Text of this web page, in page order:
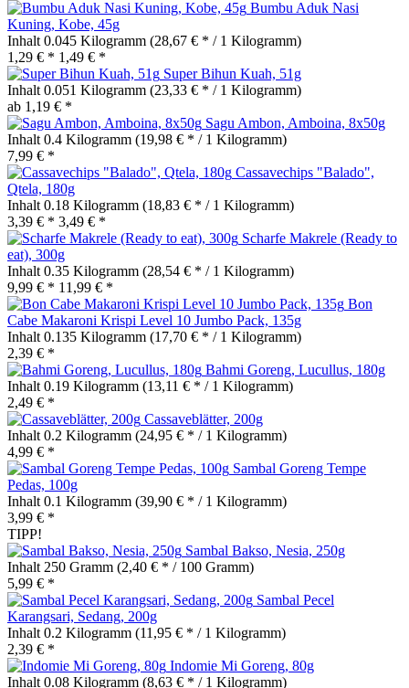
Bumbu Aduk Nasi
Kuning, Kobe, 45g
Inhalt 0.045 Kilogramm (28,67 € * / 1 Kilogramm)
1,29 € * 1,49 € *
Super Bihun Kuah, 51g
Inhalt 0.051 Kilogramm (23,33 € * / 1 Kilogramm)
ab 1,19 € *
Sagu Ambon, Amboina, 8x50g
Inhalt 0.4 Kilogramm (19,98 € * / 1 Kilogramm)
7,99 € *
Cassavechips "Balado",
Qtela, 180g
Inhalt 0.18 Kilogramm (18,83 € * / 1 Kilogramm)
3,39 € * 3,49 € *
Scharfe Makrele (Ready to
eat), 300g
Inhalt 0.35 Kilogramm (28,54 € * / 1 Kilogramm)
9,99 € * 11,99 € *
Bon
Cabe Makaroni Krispi Level 10 Jumbo Pack, 135g
Inhalt 0.135 Kilogramm (17,70 € * / 1 Kilogramm)
2,39 € *
Bahmi Goreng, Lucullus, 180g
Inhalt 0.19 Kilogramm (13,11 € * / 1 Kilogramm)
2,49 € *
Cassaveblätter, 200g
Inhalt 0.2 Kilogramm (24,95 € * / 1 Kilogramm)
4,99 € *
Sambal Goreng Tempe
Pedas, 100g
Inhalt 0.1 Kilogramm (39,90 € * / 1 Kilogramm)
3,99 € *
TIPP!
Sambal Bakso, Nesia, 250g
Inhalt 250 Gramm (2,40 € * / 100 Gramm)
5,99 € *
Sambal Pecel
Karangsari, Sedang, 200g
Inhalt 0.2 Kilogramm (11,95 € * / 1 Kilogramm)
2,39 € *
Indomie Mi Goreng, 80g
Inhalt 0.08 Kilogramm (8,63 € * / 1 Kilogramm)